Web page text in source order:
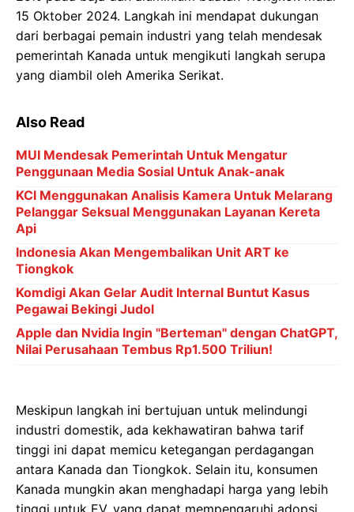
15 Oktober 2024. Langkah ini mendapat dukungan
dari berbagai pemain industri yang telah mendesak
pemerintah Kanada untuk mengikuti langkah serupa
yang diambil oleh Amerika Serikat.
Also Read
MUI Mendesak Pemerintah Untuk Mengatur
Penggunaan Media Sosial Untuk Anak-anak
KCl Menggunakan Analisis Kamera Untuk Melarang
Pelanggar Seksual Menggunakan Layanan Kereta
Api
Indonesia Akan Mengembalikan Unit ART ke
Tiongkok
Komdigi Akan Gelar Audit Internal Buntut Kasus
Pegawai Bekingi Judol
Apple dan Nvidia Ingin "Berteman" dengan ChatGPT,
Nilai Perusahaan Tembus Rp1.500 Triliun!
Meskipun langkah ini bertujuan untuk melindungi
industri domestik, ada kekhawatiran bahwa tarif
tinggi ini dapat memicu ketegangan perdagangan
antara Kanada dan Tiongkok. Selain itu, konsumen
Kanada mungkin akan menghadapi harga yang lebih